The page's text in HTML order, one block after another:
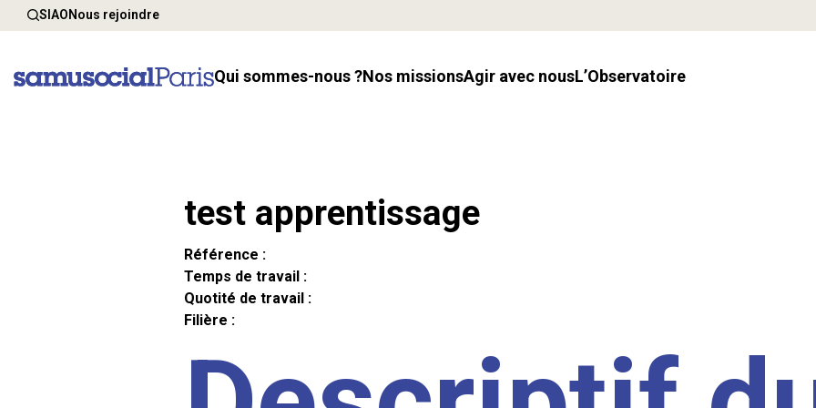
SIAONous rejoindre
Qui sommes-nous ? Nos missions Agir avec nous l’Observatoire
test apprentissage
Référence :
Temps de travail :
Quotité de travail :
Filière :